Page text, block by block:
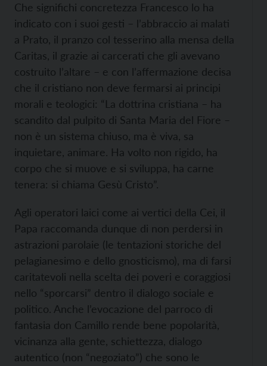
Che significhi concretezza Francesco lo ha
indicato con i suoi gesti – l’abbraccio ai malati
a Prato, il pranzo col tesserino alla mensa della
Caritas, il grazie ai carcerati che gli avevano
costruito l’altare – e con l’affermazione decisa
che il cristiano non deve fermarsi ai principi
morali e teologici: “La dottrina cristiana – ha
scandito dal pulpito di Santa Maria del Fiore –
non è un sistema chiuso, ma è viva, sa
inquietare, animare. Ha volto non rigido, ha
corpo che si muove e si sviluppa, ha carne
tenera: si chiama Gesù Cristo”.
Agli operatori laici come ai vertici della Cei, il
Papa raccomanda dunque di non perdersi in
astrazioni parolaie (le tentazioni storiche del
pelagianesimo e dello gnosticismo), ma di farsi
caritatevoli nella scelta dei poveri e coraggiosi
nello “sporcarsi” dentro il dialogo sociale e
politico. Anche l’evocazione del parroco di
fantasia don Camillo rende bene popolarità,
vicinanza alla gente, schiettezza, dialogo
autentico (non “negoziato”) che sono le